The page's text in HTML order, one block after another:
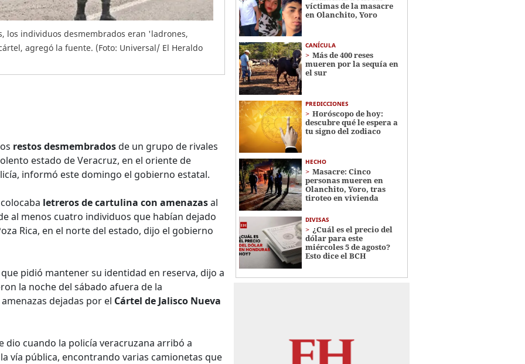
los individuos desmembrados eran 'ladrones,
agregó la fuente. (Foto: Universal/ El Heraldo
restos desmembradosde un grupo de rivales
estado de Veracruz, en el oriente de
informó este domingo el gobierno estatal.
letreros de cartulina con amenazasal
al menos cuatro individuos que habían dejado
Rica, en el norte del estado, dijo el gobierno
pidió mantener su identidad en reserva, dijo a
la noche del sábado afuera de la
dejadas por el Cártel de Jalisco Nueva
dio cuando la policía veracruzana arribó a
vía pública, encontrando varias camionetas que
víctimas de la masacre
en Olanchito, Yoro
CANÍCULA
Más de 400 reses
mueren por la sequía en
el sur
PREDICCIONES
Horóscopo de hoy:
descubre qué le espera a
tu signo del zodiaco
HECHO
Masacre: Cinco
personas mueren en
Olanchito, Yoro, tras
tiroteo en vivienda
DIVISAS
¿Cuál es el precio del
dólar para este
miércoles 5 de agosto?
Esto dice el BCH